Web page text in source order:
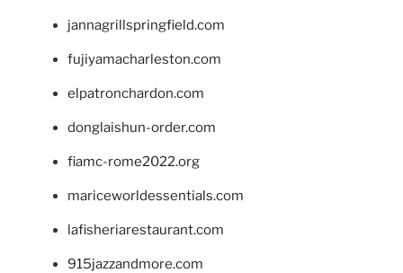
jannagrillspringfield.com
fujiyamacharleston.com
elpatronchardon.com
donglaishun-order.com
fiamc-rome2022.org
mariceworldessentials.com
lafisheriarestaurant.com
915jazzandmore.com